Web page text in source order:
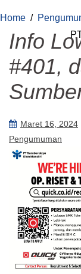
Home /
Info
#401,
Maret 16, 2024
Pengumuman